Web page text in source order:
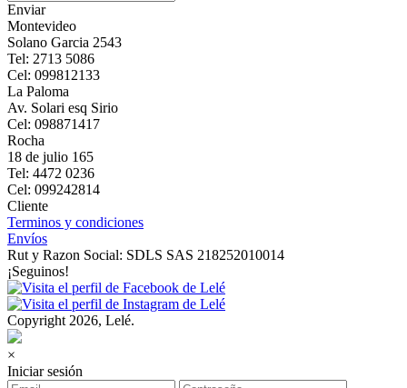
Enviar
Montevideo
Solano Garcia 2543
Tel: 2713 5086
Cel: 099812133
La Paloma
Av. Solari esq Sirio
Cel: 098871417
Rocha
18 de julio 165
Tel: 4472 0236
Cel: 099242814
Cliente
Terminos y condiciones
Envíos
Rut y Razon Social: SDLS SAS 218252010014
¡Seguinos!
Copyright 2026, Lelé.
×
Iniciar sesión